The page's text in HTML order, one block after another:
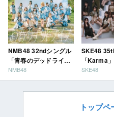
NMB48 32ndシングル
「青春のデッドライ
ン」
NMB48
SKE48
「Karma」
SKE48
トップ